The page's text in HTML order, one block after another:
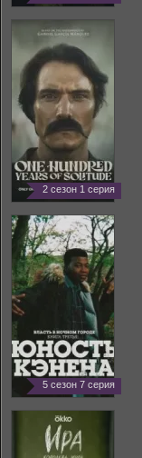
2 сезон 1 серия
5 сезон 7 серия